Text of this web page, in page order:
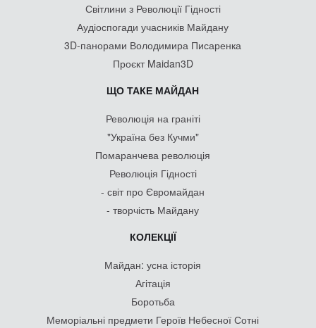
Світлини з Революції Гідності
Аудіоспогади учасників Майдану
3D-панорами Володимира Писаренка
Проєкт Maidan3D
ЩО ТАКЕ МАЙДАН
Революція на граніті
"Україна без Кучми"
Помаранчева революція
Революція Гідності
- світ про Євромайдан
- творчість Майдану
КОЛЕКЦІЇ
Майдан: усна історія
Агітація
Боротьба
Меморіальні предмети Героїв Небесної Сотні